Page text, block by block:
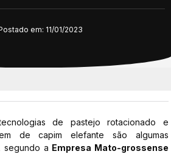
em: 11/01/2023
de pastejo rotacionado e
de capim elefante são algumas
segundo a Empresa Mato-grossense